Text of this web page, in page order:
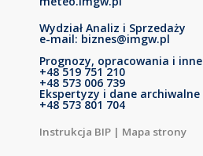
Wydział Analiz i Sprzedaży
e-mail: biznes@imgw.pl
Prognozy, opracowania i inne
+48 519 751 210
+48 573 006 739
Ekspertyzy i dane archiwalne
+48 573 801 704
Instrukcja BIP | Mapa strony